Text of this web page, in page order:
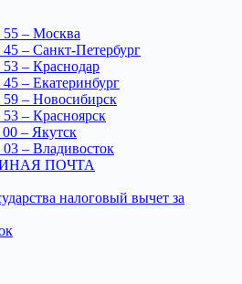
55 – Москва
– Санкт-Петербург
– Краснодар
– Екатеринбург
59 – Новосибирск
– Красноярск
– Якутск
– Владивосток
ПОЧТА
налоговый вычет за